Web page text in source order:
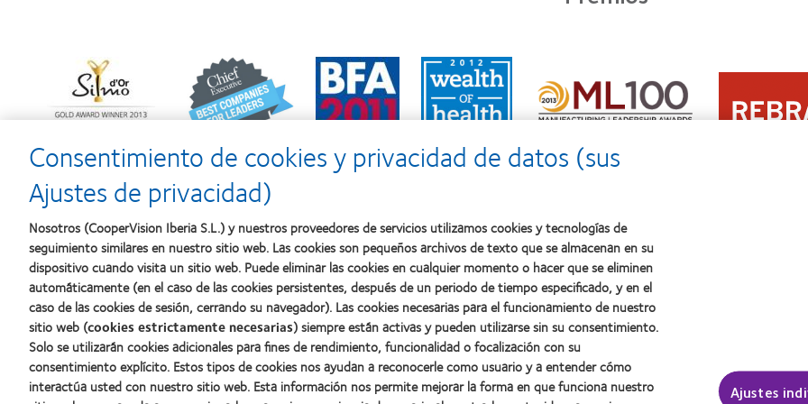
about
Premio
al
producto
con
MyDay™
Learn
more
about
2012
2010:
Mejor
empresa
para
el
desarrollo
del
liderazgo
Learn
more
about
2011:
la
mejor
Learn
more
about
2011:
a
la
Learn
more
about
Premio
Manufacturing
100)
(2012)
Learn
more
about
2012
Nuestros productos
Encuentre su lente
Tecnología para lentes de contacto
Sobre nosotros
Carreras
Noticias
Legal
Aviso Legal
Consentimiento de cookies y privacidad de datos (sus
Ajustes de privacidad)
Nosotros (CooperVision Iberia S.L.) y nuestros proveedores de servicios utilizamos cookies y tecnologías de
seguimiento similares en nuestro sitio web. Las cookies son pequeños archivos de texto que se almacenan en su
dispositivo cuando visita un sitio web. Puede eliminar las cookies en cualquier momento o hacer que se eliminen
automáticamente (en el caso de las cookies persistentes, después de un periodo de tiempo especificado, y en el
caso de las cookies de sesión, cerrando su navegador). Las cookies necesarias para el funcionamiento de nuestro
sitio web (cookies estrictamente necesarias) siempre están activas y pueden utilizarse sin su consentimiento.
Solo se utilizarán cookies adicionales para fines de rendimiento, funcionalidad o focalización con su
consentimiento explícito. Estos tipos de cookies nos ayudan a reconocerle como usuario y a entender cómo
interactúa usted con nuestro sitio web. Esta información nos permite mejorar la forma en que funciona nuestro
Ajustes